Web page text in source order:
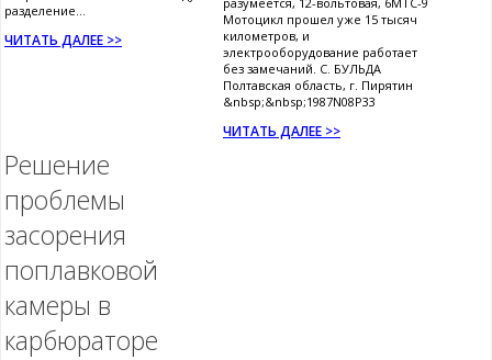
разделение...
ЧИТАТЬ ДАЛЕЕ >>
Мотоцикл прошел уже 15 тысяч
километров, и
электрооборудование работает
без замечаний. С. БУЛЬДА
Полтавская область, г. Пирятин
&nbsp;&nbsp;1987N08P33
ЧИТАТЬ ДАЛЕЕ >>
Решение
проблемы
засорения
поплавковой
камеры в
карбюраторе